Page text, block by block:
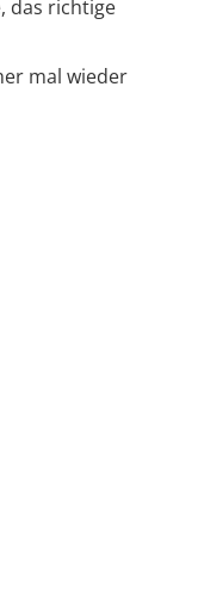
das richtige
mal wieder